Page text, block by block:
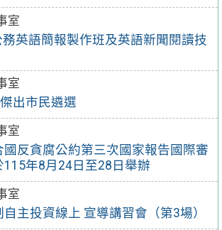
室
英語簡報製作班及英語新聞閱讀技
室
出市民遴選
室
國反貪腐公約第三次國家報告國際審
115年8月24日至28日舉辦
室
主投資線上 宣導講習會（第3場）